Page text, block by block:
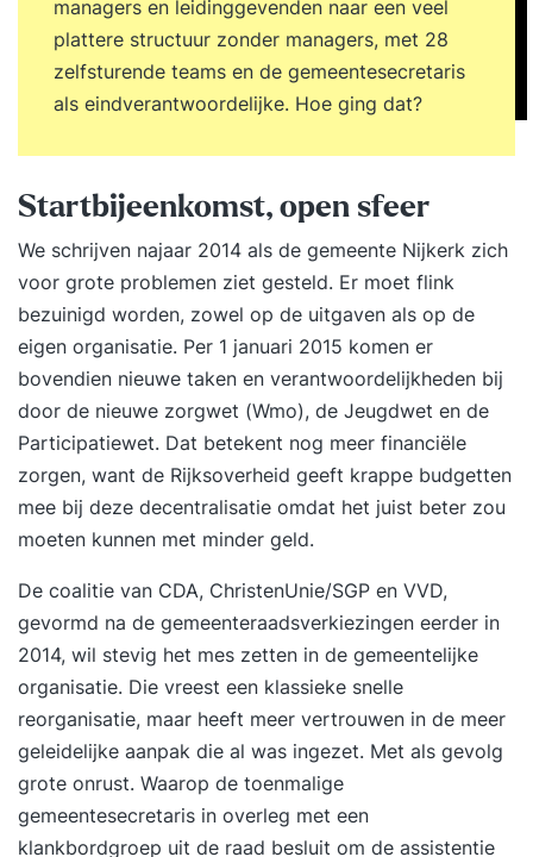
organisaties nieuwe manieren van werken. Met
nieuwe manieren van werken komen organisaties
makkelijker tot goede resultaten voor klanten.
Daarnaast zijn verfrissende werkwijzen vaak
zelfsturende of zelforganiserende teams werken.
Wanneer je zelforganisatie of zelfsturing goed
toepast leidt dit tot beter en sneller resultaat. En
bovendien leveren blijere medewerkers dat
betere resultaat. Resultaten na de tweedaagse
Zelforganisatie & Zelfsturing Training Na twee
dagen in de Zelforganisatie & Zelfsturing
Training... Voel je je zeker om aan de slag te gaan
met zelforganisatie en zelfsturing; Weet je welke
vorm van organiseren het beste bij jouw
organisatie past; Heb je de voordelen van
zelforganisatie en zelfsturing zelf mogen ervaren;
Beschik je over onmisbare kennis van de
randvoorwaarden die nodig zijn om
zelforganisatie en zelfsturing te laten slagen; Kun
je binnen teams heldere rollen definiëren; Ben je
van meerwaarde doordat je nieuwe manieren van
overleggen, samenwerken en besluitvorming
kent; Heb je zicht op de veranderende rol van het
management; Ga je geïnspireerd naar huis met
een doorvertaling van de theorie naar jouw
managers en leidinggevenden naar een veel
plattere structuur zonder managers, met 28
zelfsturende teams en de gemeentesecretaris
als eindverantwoordelijke. Hoe ging dat?
Startbijeenkomst, open sfeer
We schrijven najaar 2014 als de gemeente Nijkerk zich
voor grote problemen ziet gesteld. Er moet flink
bezuinigd worden, zowel op de uitgaven als op de
eigen organisatie. Per 1 januari 2015 komen er
bovendien nieuwe taken en verantwoordelijkheden bij
door de nieuwe zorgwet (Wmo), de Jeugdwet en de
Participatiewet. Dat betekent nog meer financiële
zorgen, want de Rijksoverheid geeft krappe budgetten
mee bij deze decentralisatie omdat het juist beter zou
moeten kunnen met minder geld.
De coalitie van CDA, ChristenUnie/SGP en VVD,
gevormd na de gemeenteraadsverkiezingen eerder in
2014, wil stevig het mes zetten in de gemeentelijke
organisatie. Die vreest een klassieke snelle
reorganisatie, maar heeft meer vertrouwen in de meer
geleidelijke aanpak die al was ingezet. Met als gevolg
grote onrust. Waarop de toenmalige
gemeentesecretaris in overleg met een
klankbordgroep uit de raad besluit om de assistentie